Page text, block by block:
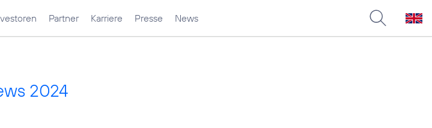
Partner Karriere Presse News
2024